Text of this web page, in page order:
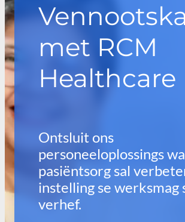
met RCM
Healthcare
Ontsluit ons
personeeloplossings
pasiëntsorg sal
instelling se werksmag
verhef.